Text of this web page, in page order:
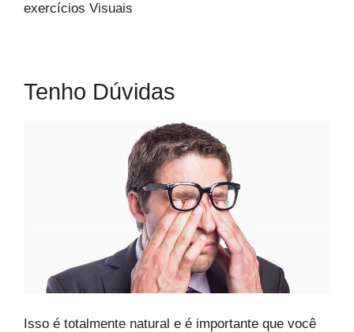
exercícios Visuais
Tenho Dúvidas
Isso é totalmente natural e é importante que você